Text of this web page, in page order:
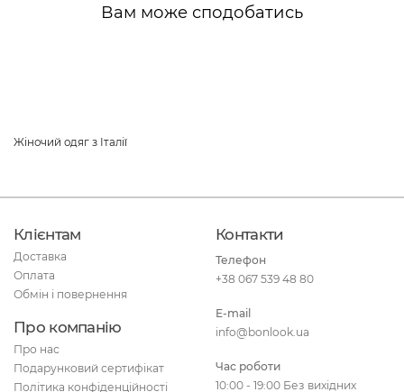
Вам може сподобатись
Жіночий одяг з Італії
Клієнтам
Доставка
Оплата
Обмін і повернення
Про компанію
Про нас
Подарунковий сертифікат
Політика конфіденційності
Контакти
Телефон
+38 067 539 48 80
E-mail
info@bonlook.ua
Час роботи
10:00 - 19:00 Без вихідних